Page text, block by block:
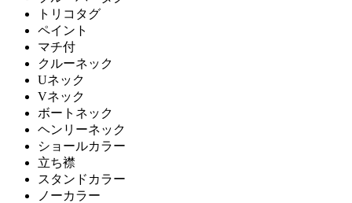
トリコタグ
ペイント
マチ付
クルーネック
Uネック
Vネック
ボートネック
ヘンリーネック
ショールカラー
立ち襟
スタンドカラー
ノーカラー